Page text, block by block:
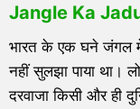
Jangle Ka
भारत के एक घने जंगल में
नहीं सुलझा पाया था।
दरवाजा किसी और ही